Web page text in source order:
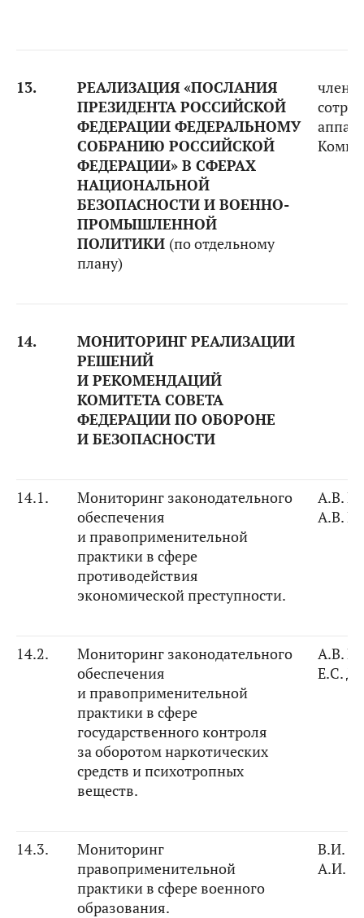
13.
РЕАЛИЗАЦИЯ «ПОСЛАНИЯ
ПРЕЗИДЕНТА РОССИЙСКОЙ
ФЕДЕРАЦИИ ФЕДЕРАЛЬНОМУ
СОБРАНИЮ РОССИЙСКОЙ
ФЕДЕРАЦИИ» В СФЕРАХ
НАЦИОНАЛЬНОЙ
БЕЗОПАСНОСТИ И ВОЕННО-
ПРОМЫШЛЕННОЙ
ПОЛИТИКИ (по отдельному
плану)
члены
14.
МОНИТОРИНГ РЕАЛИЗАЦИИ
РЕШЕНИЙ
И РЕКОМЕНДАЦИЙ
КОМИТЕТА СОВЕТА
ФЕДЕРАЦИИ ПО ОБОРОНЕ
И БЕЗОПАСНОСТИ
14.1.
Мониторинг законодательного
обеспечения
и правоприменительной
практики в сфере
противодействия
экономической преступности.
А.В.
А.В.
14.2.
Мониторинг законодательного
обеспечения
и правоприменительной
практики в сфере
государственного контроля
за оборотом наркотических
средств и психотропных
веществ.
А.В.
Е.С.
14.3.
Мониторинг
правоприменительной
практики в сфере военного
образования.
В.И.
А.И.